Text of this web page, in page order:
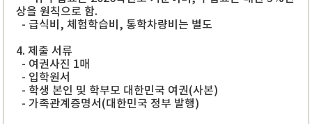
상을 원칙으로 함.
- 급식비, 체험학습비, 통학차량비는 별도
4. 제출 서류
- 여권사진 1매
- 입학원서
- 학생 본인 및 학부모 대한민국 여권(사본)
- 가족관계증명서(대한민국 정부 발행)